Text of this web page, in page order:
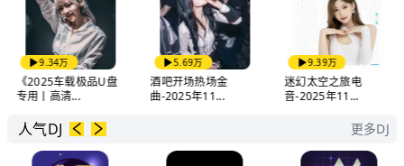
9.34万
《2025车载极品U盘
专用丨高清...
5.69万
酒吧开场热场金
曲-2025年11...
9.39万
迷幻太空之旅电
音-2025年11...
人气DJ 更多DJ